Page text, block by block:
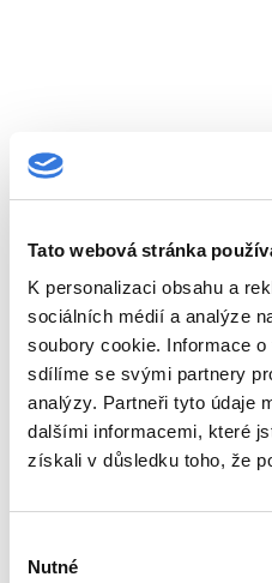
Tato webová stránka
K personalizaci obsahu a
sociálních médií a analýze
soubory cookie. Informace
sdílíme se svými partnery
analýzy. Partneři tyto údaje
dalšími informacemi, které
získali v důsledku toho, že
souhlasu
Nutné